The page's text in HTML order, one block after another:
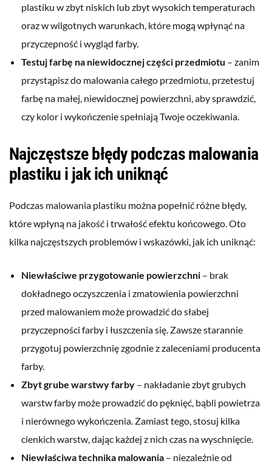
plastiku w zbyt niskich lub zbyt wysokich temperaturach
oraz w wilgotnych warunkach, które mogą wpłynąć na
przyczepność i wygląd farby.
Testuj farbę na niewidocznej części przedmiotu – zanim
przystąpisz do malowania całego przedmiotu, przetestuj
farbę na małej, niewidocznej powierzchni, aby sprawdzić,
czy kolor i wykończenie spełniają Twoje oczekiwania.
Najczęstsze błędy podczas malowania
plastiku i jak ich uniknąć
Podczas malowania plastiku można popełnić różne błędy,
które wpłyną na jakość i trwałość efektu końcowego. Oto
kilka najczęstszych problemów i wskazówki, jak ich uniknąć:
Niewłaściwe przygotowanie powierzchni – brak
dokładnego oczyszczenia i zmatowienia powierzchni
przed malowaniem może prowadzić do słabej
przyczepności farby i łuszczenia się. Zawsze starannie
przygotuj powierzchnię zgodnie z zaleceniami producenta
farby.
Zbyt grube warstwy farby – nakładanie zbyt grubych
warstw farby może prowadzić do pęknięć, bąbli powietrza
i nierównego wykończenia. Zamiast tego, stosuj kilka
cienkich warstw, dając każdej z nich czas na wyschnięcie.
Niewłaściwa technika malowania – niezależnie od